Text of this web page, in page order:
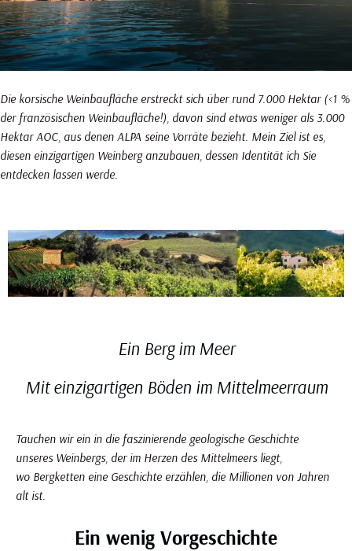
Die korsische Weinbaufläche erstreckt sich über rund 7.000 Hektar (<1 %
der französischen Weinbaufläche!), davon sind etwas weniger als 3.000
Hektar AOC, aus denen ALPA seine Vorräte bezieht. Mein Ziel ist es,
diesen einzigartigen Weinberg anzubauen, dessen Identität ich Sie
entdecken lassen werde.
Ein Berg im Meer
Mit einzigartigen Böden im Mittelmeerraum
Tauchen wir ein in die faszinierende geologische Geschichte
unseres Weinbergs, der im Herzen des Mittelmeers liegt,
wo Bergketten eine Geschichte erzählen, die Millionen von Jahren
alt ist.
Ein wenig Vorgeschichte